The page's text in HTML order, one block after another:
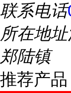
联系电话
所在地址
郑陆镇
推荐产品